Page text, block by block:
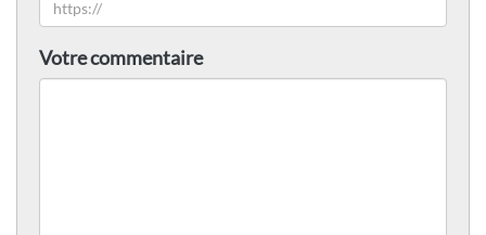
Votre commentaire